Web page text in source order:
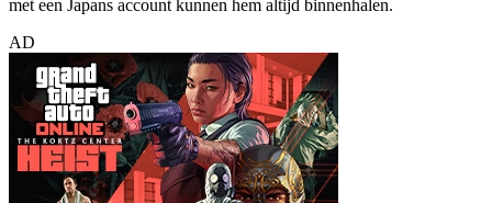
met een Japans account kunnen hem altijd binnenhalen.
AD